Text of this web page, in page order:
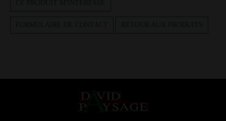
CE PRODUIT M'INTÉRESSE
FORMULAIRE DE CONTACT RETOUR AUX PRODUITS